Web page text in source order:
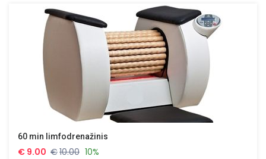
60 min limfodrenažinis
€ 9.00 €10.00 10%